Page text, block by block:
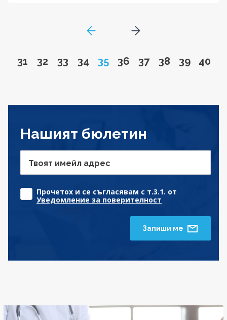
GoToPreviousPage
Go to page
31 Go to page
32 Go to page
33 Go to page
34 Page
35 Go to page
36 Go to page
37 Go to page
38 Go to
39 Go
40
Go to next page
Нашият бюлетин
Твоят имейл адрес
Прочетох и се съгласявам с т.3.1. от
Уведомление за поверителност
Запиши ме